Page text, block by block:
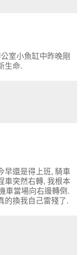
室小魚缸中昨晚剛
生命.
早還是得上班, 騎車
車突然右轉, 我根本
車當場向右邊轉倒.
的換我自己雷殘了.